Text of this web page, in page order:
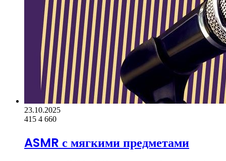
23.10.2025
415 4 660
ASMR с мягкими предметами